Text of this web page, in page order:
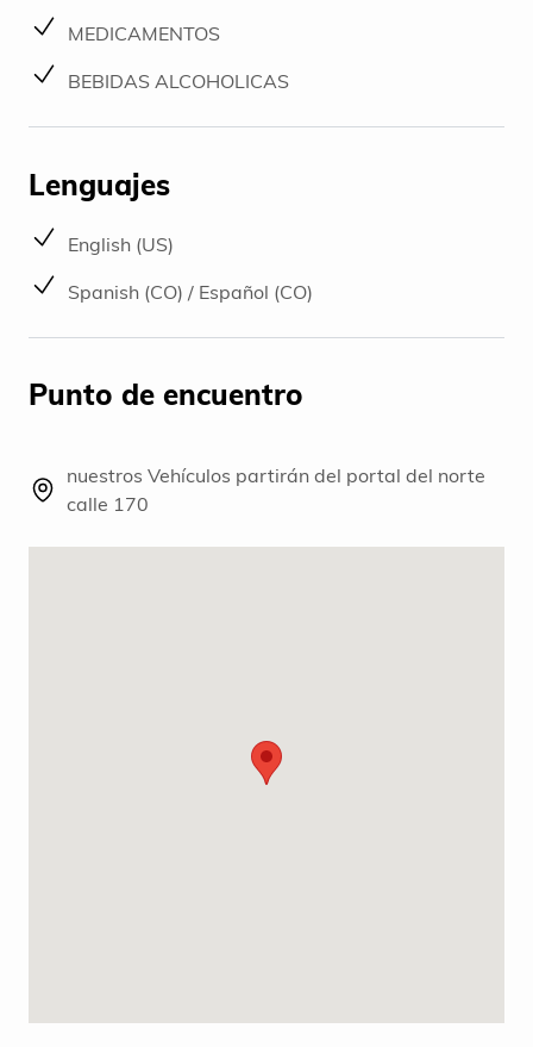
MEDICAMENTOS
BEBIDAS ALCOHOLICAS
Lenguajes
English (US)
Spanish (CO) / Español (CO)
Punto de encuentro
nuestros Vehículos partirán del portal del norte
calle 170